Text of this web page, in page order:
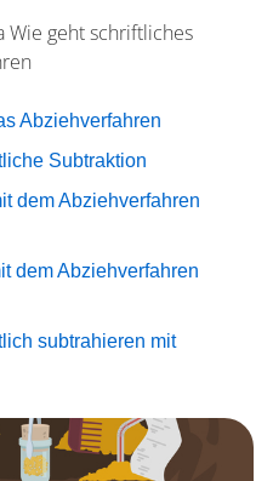
Wie geht schriftliches
Abziehverfahren
Subtraktion
dem Abziehverfahren
dem Abziehverfahren
subtrahieren mit